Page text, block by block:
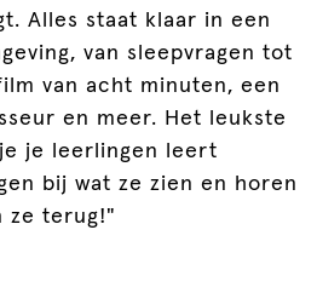
Alles staat klaar in een
van sleepvragen tot
van acht minuten, een
en meer. Het leukste
je leerlingen leert
bij wat ze zien en horen
ze terug!"